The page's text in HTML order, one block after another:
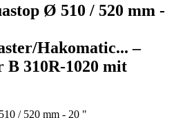
Ø 510 / 520 mm -
Hakomatic... –
B 310R-1020 mit